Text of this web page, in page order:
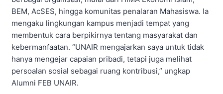
BEM, AcSES, hingga komunitas penalaran Mahasiswa. Ia
mengaku lingkungan kampus menjadi tempat yang
membentuk cara berpikirnya tentang masyarakat dan
kebermanfaatan. “UNAIR mengajarkan saya untuk tidak
hanya mengejar capaian pribadi, tetapi juga melihat
persoalan sosial sebagai ruang kontribusi,” ungkap
Alumni FEB UNAIR.